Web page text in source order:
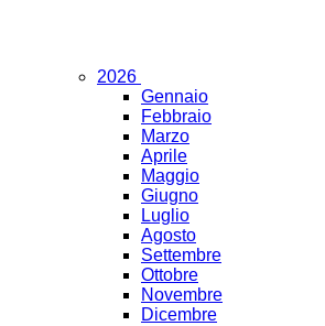
2026
Gennaio
Febbraio
Marzo
Aprile
Maggio
Giugno
Luglio
Agosto
Settembre
Ottobre
Novembre
Dicembre